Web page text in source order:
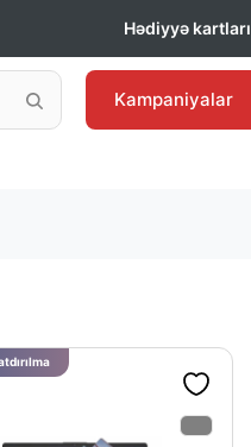
Hədiyyə kartları
Kampaniyalar